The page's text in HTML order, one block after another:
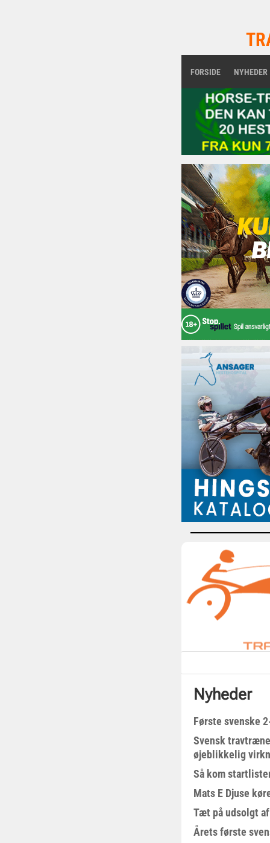
FORSIDE NYHEDER
Nyheder
Første svenske
Svensk
øjeblikkelig
Så kom
Mats E Djuse
Tæt på udsolgt
Årets første